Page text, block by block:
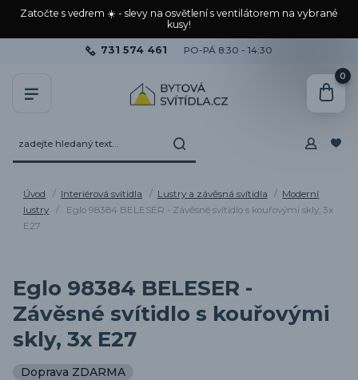
Zatočte s vedrem ☀️ - slevy na osvětlení s ventilátorem na vybrané
kusy!
731 574 461 PO-PÁ 8:30 - 14:30
0
Úvod Interiérová svítidla Lustry a závěsná svítidla
Moderní
lustry
Eglo 98384 BELESER - Závěsné svítidlo s kouřovými skly, 3x
E27
Eglo 98384 BELESER -
Závěsné svítidlo s kouřovými
skly, 3x E27
Doprava ZDARMA